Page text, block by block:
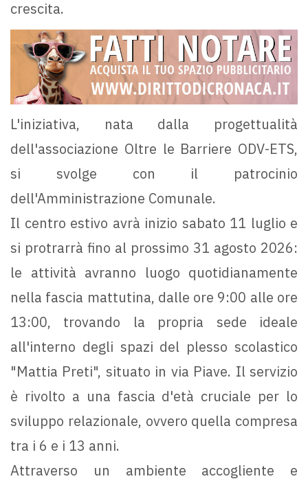
crescita.
L'iniziativa, nata dalla progettualità
dell'associazione Oltre le Barriere ODV-ETS,
si svolge con il patrocinio
dell'Amministrazione Comunale.
Il centro estivo avrà inizio sabato 11 luglio e
si protrarrà fino al prossimo 31 agosto 2026:
le attività avranno luogo quotidianamente
nella fascia mattutina, dalle ore 9:00 alle ore
13:00, trovando la propria sede ideale
all'interno degli spazi del plesso scolastico
"Mattia Preti", situato in via Piave. Il servizio
è rivolto a una fascia d'età cruciale per lo
sviluppo relazionale, ovvero quella compresa
tra i 6 e i 13 anni.
Attraverso un ambiente accogliente e